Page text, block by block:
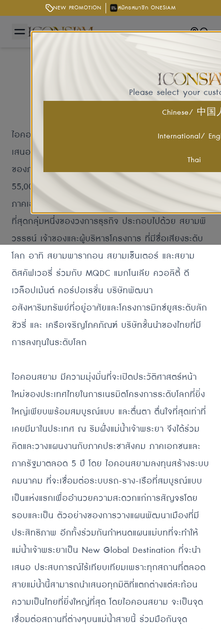
NEW PROMOTION สมัครสมาชิก ONESIAM
Getting
ABOUT ICONSIAM
ไอคอนสยาม เมืองแห่งความรุ่งโรจน์อันเป็นนิรันดร์ ที่นำ
เสนอความเป็นไทยสู่เวทีโลก เป็นหนึ่งใน โครงการลงทุน
ของภาคเอกชนที่ใหญ่ที่สุดในประเทศไทยมีมูลค่าถึง
55,000 ล้านบาท ด้วยความร่วมมือของกลุ่มพันธมิตร
ภาคเอกชนไทยที่มีชื่อเสียงและประสบความสำเร็จมาก
ที่สุดกลุ่มหนึ่งของวงการธุรกิจ ประกอบไปด้วย สยามพิ
วรรธน์ เจ้าของและผู้บริหารโครงการ ที่มีชื่อเสียงระดับ
โลก อาทิ สยามพารากอน สยามเซ็นเตอร์ และสยาม
ดิสคัฟเวอรี่ ร่วมกับ MQDC แมกโนเลีย ควอลิตี้ ดี
เวล็อปเม้นต์ คอร์ปอเรชั่น บริษัทพัฒนา
อสังหาริมทรัพย์ที่อยู่อาศัยและโครงการมิกซ์ยูสระดับลัก
ชัวรี่ และ เครือเจริญโภคภัณฑ์ บริษัทชั้นนำของไทยที่มี
การลงทุนในระดับโลก
ไอคอนสยาม มีความมุ่งมั่นที่จะเปิดประวัติศาสตร์หน้า
ใหม่ของประเทศไทยในการเนรมิตโครงการระดับโลกที่ยิ่ง
ใหญ่เพียบพร้อมสมบูรณ์แบบ และตื่นตา ตื่นใจที่สุดเท่าที่
เคยมีมาในประเทศ ณ ริมฝั่งแม่น้ำเจ้าพระยา จึงได้ร่วม
คิดและวางแผนงานกับภาคประชาสังคม ภาคเอกชนและ
ภาครัฐมาตลอด 5 ปี โดย ไอคอนสยามลงทุนสร้างระบบ
คมนาคม ที่จะเชื่อมต่อระบบรถ-ราง-เรือที่สมบูรณ์แบบ
เป็นแห่งแรกเพื่ออำนวยความสะดวกแก่การสัญจรโดย
รอบและเป็น ตัวอย่างของการวางแผนพัฒนาเมืองที่มี
ประสิทธิภาพ อีกทั้งร่วมกันกำหนดแผนแม่บทที่จะทำให้
แม่น้ำเจ้าพระยาเป็น New Global Destination ที่จะนำ
เสนอ ประสบการณ์ไร้เทียบเทียมเพราะทุกสถานที่ตลอด
สายแม่น้ำนี้สามารถนำเสนอทุกมิติที่แตกต่างแต่สะท้อน
ความเป็นไทยที่ยิ่งใหญ่ที่สุด โดยไอคอนสยาม จะเป็นจุด
เชื่อมต่อสถานที่ต่างๆบนแม่น้ำสายนี้ ร่วมมือกันจุด
Please select your
Chinese/ 中国
International/
Thai